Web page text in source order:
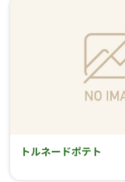
トルネードポテト